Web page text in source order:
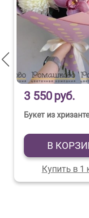
3 550руб.
Букет из
В
Купить в 1